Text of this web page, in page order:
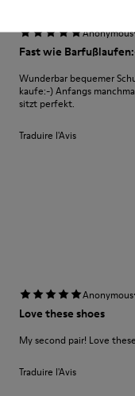
Anonymous
Fast wie
Wunderbar bequemer
kaufe:-) Anfangs
sitzt perfekt.
Traduire l'Avis
Anonymous·
Love these shoes
My second pair! Love
Traduire l'Avis